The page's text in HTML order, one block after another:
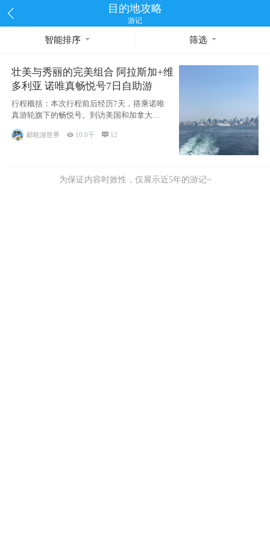
目的地攻略
游记
智能排序 筛选
壮美与秀丽的完美组合 阿拉斯加+维
多利亚 诺唯真畅悦号7日自助游
行程概括：本次行程前后经历7天，搭乘诺唯
真游轮旗下的畅悦号。到访美国和加拿大的4
个州/省：美国华盛顿州
邮轮游世界  10.0千  12
为保证内容时效性，仅展示近5年的游记~